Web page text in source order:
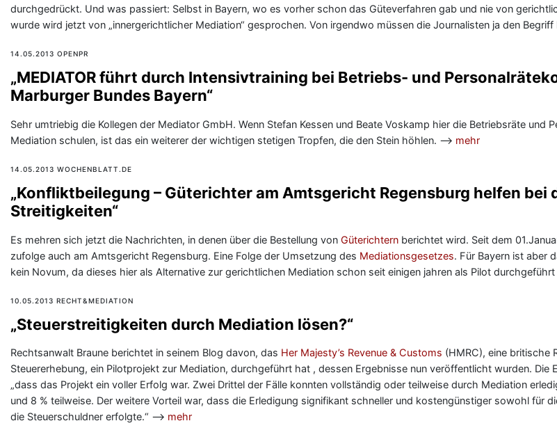
durchgedrückt. Und was passiert: Selbst in Bayern, wo es vorher schon das Güteverfahren gab und nie von
wurde wird jetzt von „innergerichtlicher Mediation“ gesprochen. Von irgendwo müssen die Journalisten ja den Begriff
14.05.2013 OPENPR
„MEDIATOR führt durch Intensivtraining bei Betriebs- und
Marburger Bundes Bayern“
Sehr umtriebig die Kollegen der Mediator GmbH. Wenn Stefan Kessen und Beate Voskamp hier die Betriebsräte und
Mediation schulen, ist das ein weiterer der wichtigen stetigen Tropfen, die den Stein höhlen. —> mehr
14.05.2013 WOCHENBLATT.DE
„Konfliktbeilegung – Güterichter am Amtsgericht Regensburg helfen bei
Streitigkeiten“
Es mehren sich jetzt die Nachrichten, in denen über die Bestellung von Güterichtern berichtet wird. Seit dem
zufolge auch am Amtsgericht Regensburg. Eine Folge der Umsetzung des Mediationsgesetzes. Für Bayern ist aber
kein Novum, da dieses hier als Alternative zur gerichtlichen Mediation schon seit einigen jahren als Pilot
10.05.2013 RECHT&MEDIATION
„Steuerstreitigkeiten durch Mediation lösen?“
Rechtsanwalt Braune berichtet in seinem Blog davon, das Her Majesty’s Revenue & Customs (HMRC), eine britische
Steuererhebung, ein Pilotprojekt zur Mediation, durchgeführt hat , dessen Ergebnisse nun veröffentlicht wurden. Die
„dass das Projekt ein voller Erfolg war. Zwei Drittel der Fälle konnten vollständig oder teilweise durch Mediation
und 8 % teilweise. Der weitere Vorteil war, dass die Erledigung signifikant schneller und kostengünstiger sowohl für
die Steuerschuldner erfolgte.“ —> mehr